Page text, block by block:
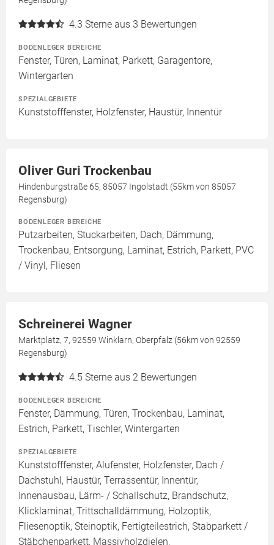
4.3 Sterne aus 3 Bewertungen
BODENLEGER BEREICHE
Fenster, Türen, Laminat, Parkett, Garagentore,
Wintergarten
SPEZIALGEBIETE
Kunststofffenster, Holzfenster, Haustür, Innentür
Oliver Guri Trockenbau
Hindenburgstraße 65, 85057 Ingolstadt (55km von 85057
Regensburg)
BODENLEGER BEREICHE
Putzarbeiten, Stuckarbeiten, Dach, Dämmung,
Trockenbau, Entsorgung, Laminat, Estrich, Parkett, PVC
/ Vinyl, Fliesen
Schreinerei Wagner
Marktplatz, 7, 92559 Winklarn, Oberpfalz (56km von 92559
Regensburg)
4.5 Sterne aus 2 Bewertungen
BODENLEGER BEREICHE
Fenster, Dämmung, Türen, Trockenbau, Laminat,
Estrich, Parkett, Tischler, Wintergarten
SPEZIALGEBIETE
Kunststofffenster, Alufenster, Holzfenster, Dach /
Dachstuhl, Haustür, Terrassentür, Innentür,
Innenausbau, Lärm- / Schallschutz, Brandschutz,
Klicklaminat, Trittschalldämmung, Holzoptik,
Fliesenoptik, Steinoptik, Fertigteilestrich, Stabparkett /
Stäbchenparkett, Massivholzdielen,